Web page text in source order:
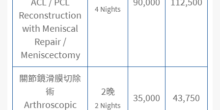
ACL / PCL
Reconstruction
with Meniscal
Repair /
Meniscectomy
4 Nights
90,000 112,500
關節鏡滑膜切除
術
Arthroscopic
2晚
2 Nights
35,000 43,750